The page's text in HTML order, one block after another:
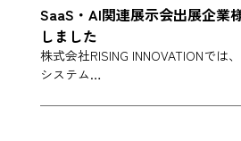
SaaS・AI関連展示会出展企業
しました
株式会社RISING INNOVATIONでは
システム…